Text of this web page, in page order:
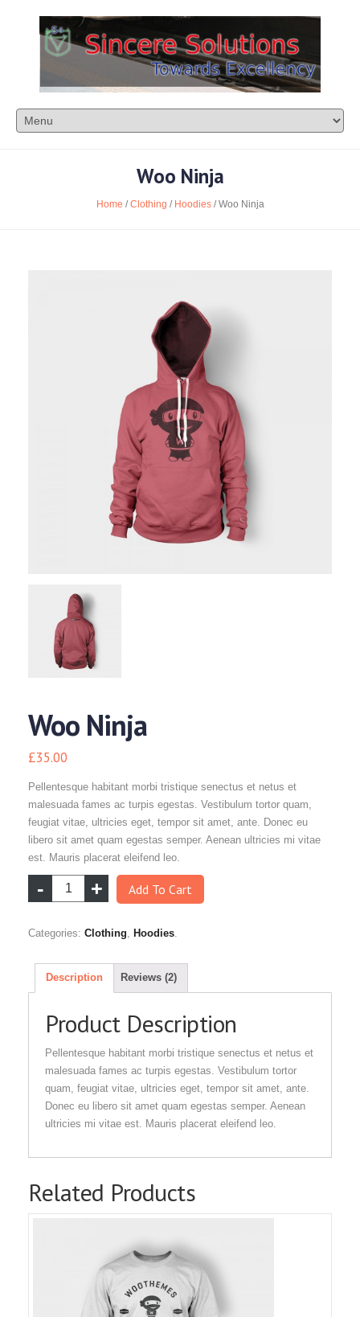
Woo Ninja
Home /Clothing / Hoodies/ Woo Ninja
Woo Ninja
£35.00
Pellentesque habitant morbi tristique senectus et netus et
malesuada fames ac turpis egestas. Vestibulum tortor quam,
feugiat vitae, ultricies eget, tempor sit amet, ante. Donec eu
libero sit amet quam egestas semper. Aenean ultricies mi vitae
est. Mauris placerat eleifend leo.
Add To Cart
Categories: Clothing Hoodies
Description Reviews (2)
Product Description
Pellentesque habitant morbi tristique senectus et netus et
malesuada fames ac turpis egestas. Vestibulum tortor
quam, feugiat vitae, ultricies eget, tempor sit amet, ante.
Donec eu libero sit amet quam egestas semper. Aenean
ultricies mi vitae est. Mauris placerat eleifend leo.
Related Products